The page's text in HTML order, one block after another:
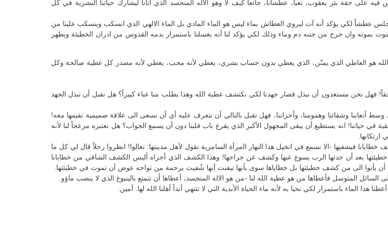
على حفة بئر يعقوب، تعباً، عطشاناً، جائعاً كيف لا وهو الاله المتجسد الذي أتانا ليشارك حياتنا البشرية في كل
يجلس عطشاً لكي يؤكد أنه آت ليروي العطاش بماء ليس هو الماء المادي بل الماء الالهي الذي انسكب وينسكب علينا من
وان خرج من جنبه دم وماء وذلك لكي يؤكد لنا أنه يغسلنا باستمرار بدمه القدوس من ادران الخطيئة ويطهر
والله هو العاطي الذي يمنّن، الذي يعطي بدون حساب بشري، يعطي لأنه محب، يعطي لأنه مصدر كل عطية صالحة وكل
حقاً! فهل نحن مستعدون أن نبذل قصار جهدنا لكي نكتشف عطية الله وهذا يطلب منا عناء كبيراً؟ هل نقبل أن نبذل الجهد
أتعابنا وشقائنا وهمومنا، وأحزاننا، فهل تقبل بالتالي أن نتعرف عليه أي أن نسعى الى علاقة صميمية نقيمها معه!
حياتنا! انه يستطيع أن يبقى المجهول الأكبر الذي يقرع باب قلبنا دون أن يسمع الجواب؟ هل نعتبره مزعجاً لنا لأنه
فيشفيها -الا نسمع في انجيل هذا النهار المرأة السامرية تقول لأهل مدينتها: تعالوا! انظروا رجلاً قال لي كل ما
بعد أن حدثها الرب يسوع عنها وكشف عن جراحها! وهذا الكشف الذي أجراه أليس الكشف الشافي من خطايانا
أن يأتوا الى من كشف خطيئتها بل خطاياها سوى بأنها تيقنت أنها شُفيت برحمة من تواجه عوض أن تموت في خطيئتها.
المتوسل فأعطاها من هو عطية الله لنا -من هو الاله المتجسد، أعطاها أن تتمتع بالينبوع الذي لا ينضب ماؤو.
الماء باستمرار لكي نحيا به لأنه ماء الحياة الأبدية التي لا تنتهي أبداً أهلنا الله لها. آمين.